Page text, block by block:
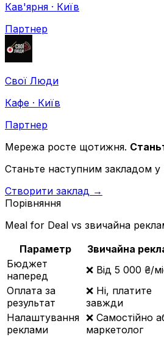
Кав'ярня · Київ
Партнер
Свої Люди
Кафе · Київ
Партнер
Мережа росте щотижня.
Станьте наступним закладом у
Створити заклад →
Порівняння
Meal for Deal vs звичайна
Параметр
Звичайна
Бюджет
наперед
❌ Від 5 000 ₴/
Оплата за
результат
❌ Ні, платите
завжди
Налаштування
реклами
❌ Самостійно
маркетолог